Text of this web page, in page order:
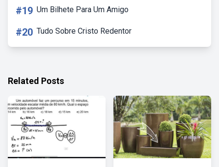
#19 Um Bilhete Para Um Amigo
#20 Tudo Sobre Cristo Redentor
Related Posts